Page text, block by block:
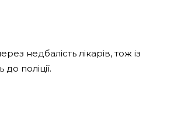
недбалість лікарів, тож із
поліції.